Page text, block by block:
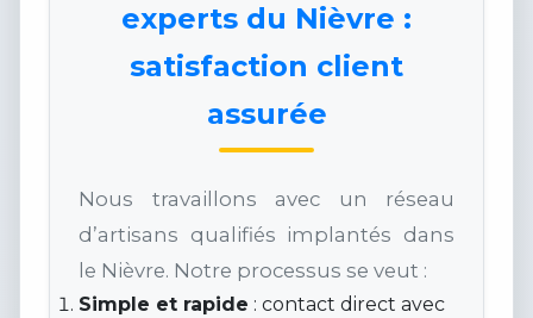
experts du Nièvre :
satisfaction client
assurée
Nous travaillons avec un réseau
d’artisans qualifiés implantés dans
le Nièvre. Notre processus se veut :
Simple et rapide : contact direct avec